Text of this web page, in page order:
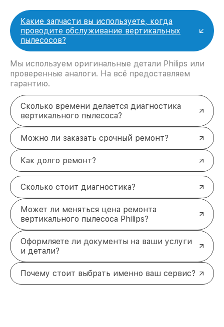
Какие запчасти вы используете, когда
проводите обслуживание вертикальных
пылесосов?
Мы используем оригинальные детали Philips или
проверенные аналоги. На всё предоставляем
гарантию.
Сколько времени делается диагностика
вертикального пылесоса?
Можно ли заказать срочный ремонт?
Как долго ремонт?
Сколько стоит диагностика?
Может ли меняться цена ремонта
вертикального пылесоса Philips?
Оформляете ли документы на ваши услуги
и детали?
Почему стоит выбрать именно ваш сервис?